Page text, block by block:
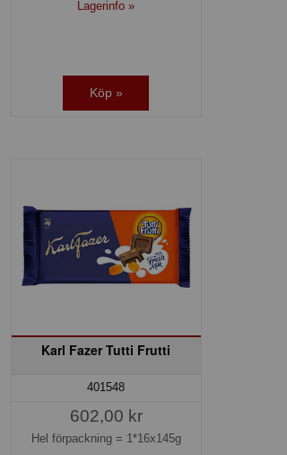
Lagerinfo »
Köp »
Karl Fazer Tutti Frutti
401548
602,00 kr
Hel förpackning = 1*16x145g